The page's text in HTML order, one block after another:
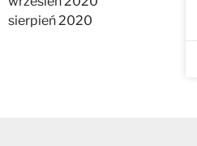
sierpień 2020